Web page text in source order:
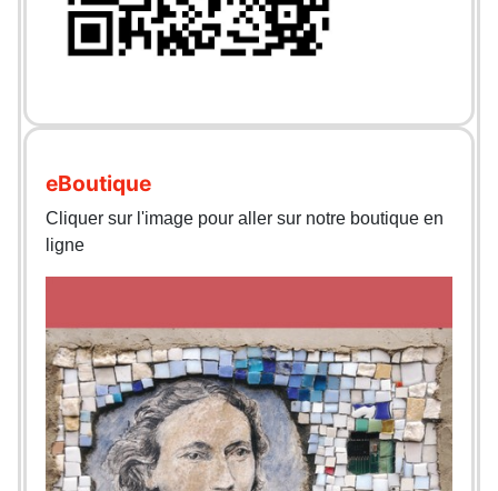
eBoutique
Cliquer sur l'image pour aller sur notre boutique en
ligne